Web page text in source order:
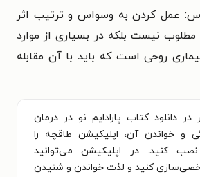
عمل کردن به وسواس و ترتیب اثر
مطلوب نیست بلکه در بسیاری از موارد
روحی است که باید با آن مقابله
در دانلود کتاب پارادایم نو در درمان
و خواندن آن، اپلیکیشن طاقچه را
کنید. در اپلیکیشن می‌توانید
کنید و لذت خواندن و شنیدن